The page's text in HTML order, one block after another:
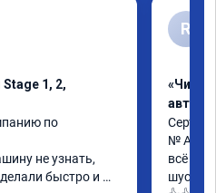
1, 2,
по
не узнать,
быстро и
R
«Чип
№
всё